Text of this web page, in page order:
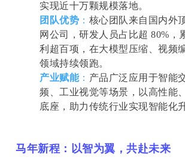
实现近十万颗规模落地。
团队优势 ： 核心团队来自国内外
网公司，研发人员占比超 80%，
利超百项，在大模型压缩、视频
领域持续领跑。
产业赋能： 产品广泛应用于智能
频、工业视觉等场景，以高性能
底座，助力传统行业实现智能化
马年新程：以智为翼，共赴未来